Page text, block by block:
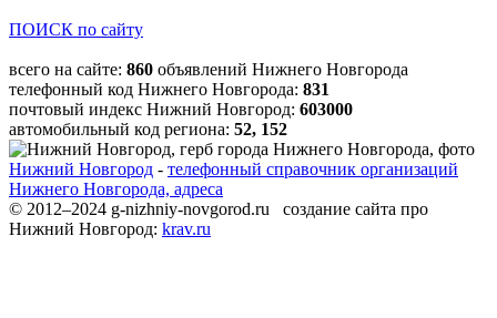
ПОИСК по сайту
всего на сайте: 860 объявлений Нижнего Новгорода
телефонный код Нижнего Новгорода: 831
почтовый индекс Нижний Новгород: 603000
автомобильный код региона: 52, 152
Нижний Новгород - телефонный справочник организаций
Нижнего Новгорода, адреса
© 2012–2024 g-nizhniy-novgorod.ru создание сайта про
Нижний Новгород: krav.ru